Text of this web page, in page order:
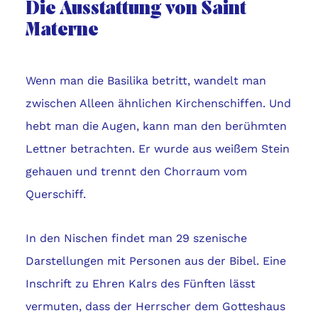
Die Ausstattung von Saint
Materne
Wenn man die Basilika betritt, wandelt man
zwischen Alleen ähnlichen Kirchenschiffen. Und
hebt man die Augen, kann man den berühmten
Lettner betrachten. Er wurde aus weißem Stein
gehauen und trennt den Chorraum vom
Querschiff.
In den Nischen findet man 29 szenische
Darstellungen mit Personen aus der Bibel. Eine
Inschrift zu Ehren Kalrs des Fünften lässt
vermuten, dass der Herrscher dem Gotteshaus